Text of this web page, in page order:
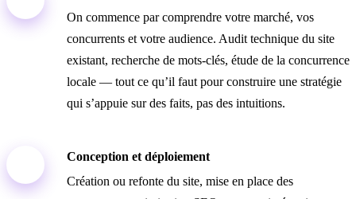
On commence par comprendre votre marché, vos
concurrents et votre audience. Audit technique du site
existant, recherche de mots-clés, étude de la concurrence
locale — tout ce qu’il faut pour construire une stratégie
qui s’appuie sur des faits, pas des intuitions.
Conception et déploiement
Création ou refonte du site, mise en place des